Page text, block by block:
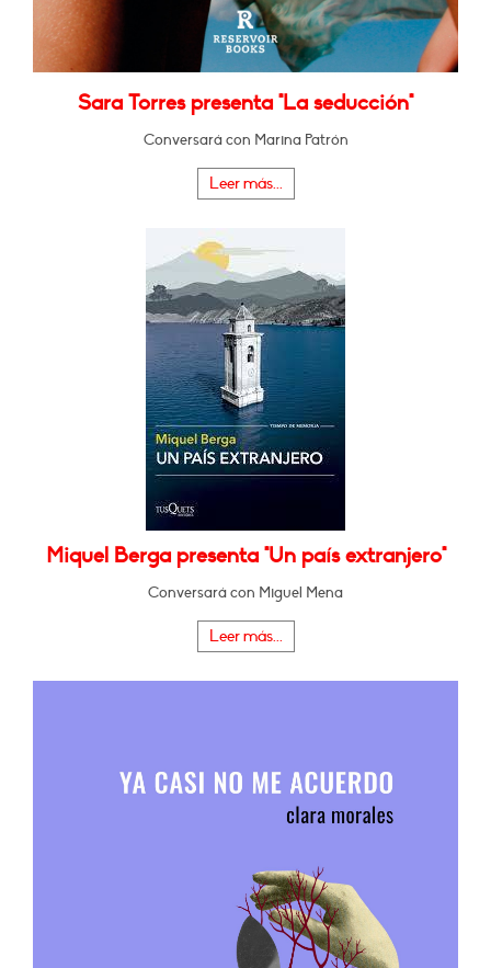
Sara Torres presenta "La seducción"
Conversará con Marina Patrón
Leer más...
Miquel Berga presenta "Un país extranjero"
Conversará con Miguel Mena
Leer más...